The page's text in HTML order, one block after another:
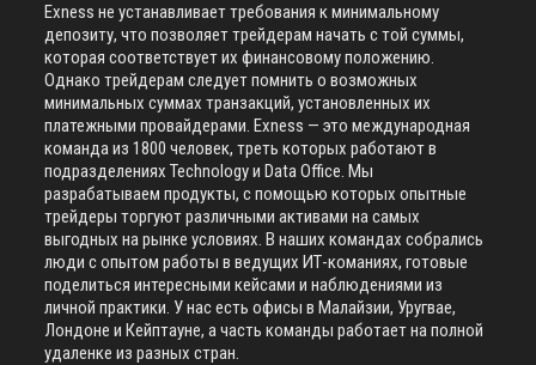
Exness не устанавливает требования к минимальному
депозиту, что позволяет трейдерам начать с той суммы,
которая соответствует их финансовому положению.
Однако трейдерам следует помнить о возможных
минимальных суммах транзакций, установленных их
платежными провайдерами. Exness — это международная
команда из 1800 человек, треть которых работают в
подразделениях Technology и Data Office. Мы
разрабатываем продукты, с помощью которых опытные
трейдеры торгуют различными активами на самых
выгодных на рынке условиях. В наших командах собрались
люди с опытом работы в ведущих ИТ-команиях, готовые
поделиться интересными кейсами и наблюдениями из
личной практики. У нас есть офисы в Малайзии, Уругвае,
Лондоне и Кейптауне, а часть команды работает на полной
удаленке из разных стран.